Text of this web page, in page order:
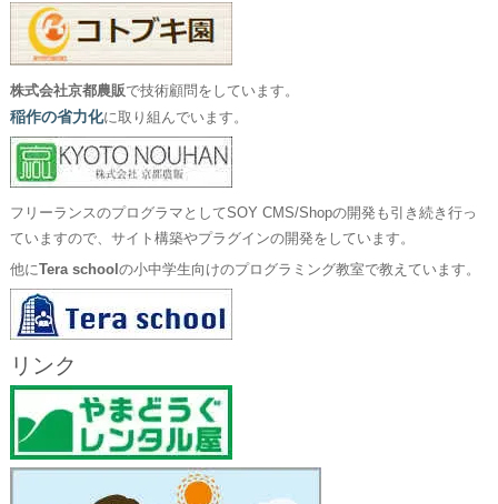
株式会社京都農販で技術顧問をしています。
稲作の省力化に取り組んでいます。
フリーランスのプログラマとしてSOY CMS/Shopの開発も引き続き行っ
ていますので、サイト構築やプラグインの開発をしています。
他にTera school の小中学生向けのプログラミング教室で教えています。
リンク